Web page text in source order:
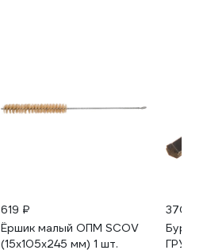
619 ₽
Ёршик малый ОПМ SCOV
(15x105x245 мм) 1 шт.
370 ₽
Бур